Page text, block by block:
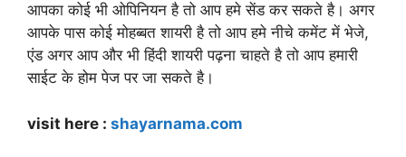
आपका कोई भी ओपिनियन है तो आप हमे सेंड कर सकते है। अगर
आपके पास कोई मोहब्बत शायरी है तो आप हमे नीचे कमेंट में भेजे,
एंड अगर आप और भी हिंदी शायरी पढ़ना चाहते है तो आप हमारी
साईट के होम पेज पर जा सकते है।
visit here : shayarnama.com